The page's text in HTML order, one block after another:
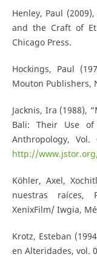
Henley, Paul
and the Craft of
Chicago Press.
Hockings, Paul
Mouton Publishers,
Jacknis, Ira (1988),
Bali: Their Use
Anthropology,
http://
Köhler, Axel,
nuestras raíces,
XenixFilm/ Iwgia,
Krotz, Esteban
en Alteridades, vol.